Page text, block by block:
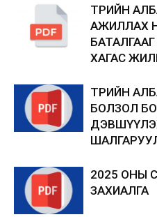
ТӨРИЙН
АЖИЛЛАХ
БАТАЛГААГ
ХАГАС
ТӨРИЙН
БОЛЗОЛ
2025 ОНЫ
ЗАХИАЛГА